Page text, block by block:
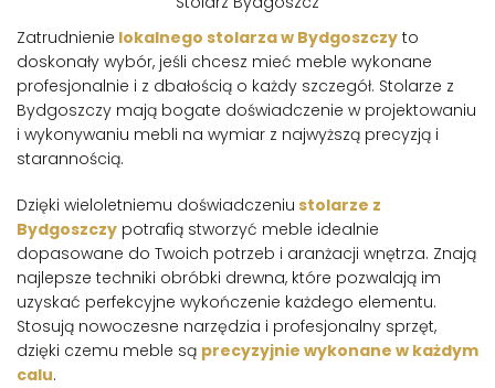
Zatrudnienie lokalnego stolarza w Bydgoszczy to
doskonały wybór, jeśli chcesz mieć meble wykonane
profesjonalnie i z dbałością o każdy szczegół. Stolarze z
Bydgoszczy mają bogate doświadczenie w projektowaniu
i wykonywaniu mebli na wymiar z najwyższą precyzją i
starannością.
Dzięki wieloletniemu doświadczeniu stolarze z
Bydgoszczy potrafią stworzyć meble idealnie
dopasowane do Twoich potrzeb i aranżacji wnętrza. Znają
najlepsze techniki obróbki drewna, które pozwalają im
uzyskać perfekcyjne wykończenie każdego elementu.
Stosują nowoczesne narzędzia i profesjonalny sprzęt,
dzięki czemu meble są precyzyjnie wykonane w każdym
calu.